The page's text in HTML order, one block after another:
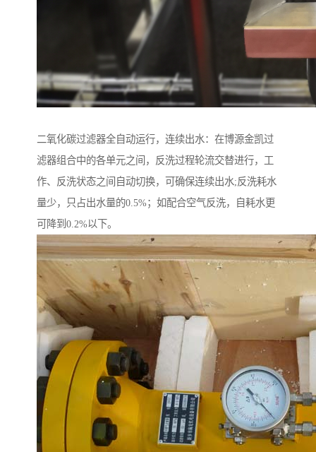
二氧化碳过滤器全自动运行，连续出水：在博源金凯过
滤器组合中的各单元之间，反洗过程轮流交替进行，工
作、反洗状态之间自动切换，可确保连续出水;反洗耗水
量少，只占出水量的0.5%；如配合空气反洗，自耗水更
可降到0.2%以下。